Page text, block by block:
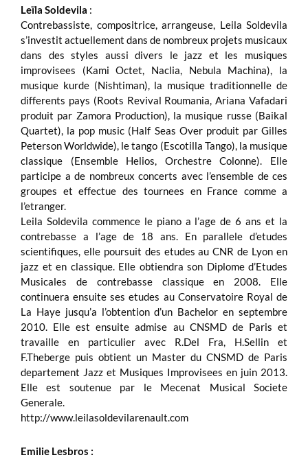
Leïla Soldevila :
Contrebassiste, compositrice, arrangeuse, Leila Soldevila
s’investit actuellement dans de nombreux projets musicaux
dans des styles aussi divers le jazz et les musiques
improvisees (Kami Octet, Naclia, Nebula Machina), la
musique kurde (Nishtiman), la musique traditionnelle de
differents pays (Roots Revival Roumania, Ariana Vafadari
produit par Zamora Production), la musique russe (Baikal
Quartet), la pop music (Half Seas Over produit par Gilles
Peterson Worldwide), le tango (Escotilla Tango), la musique
classique (Ensemble Helios, Orchestre Colonne). Elle
participe a de nombreux concerts avec l’ensemble de ces
groupes et effectue des tournees en France comme a
l’etranger.
Leila Soldevila commence le piano a l’age de 6 ans et la
contrebasse a l’age de 18 ans. En parallele d’etudes
scientifiques, elle poursuit des etudes au CNR de Lyon en
jazz et en classique. Elle obtiendra son Diplome d’Etudes
Musicales de contrebasse classique en 2008. Elle
continuera ensuite ses etudes au Conservatoire Royal de
La Haye jusqu’a l’obtention d’un Bachelor en septembre
2010. Elle est ensuite admise au CNSMD de Paris et
travaille en particulier avec R.Del Fra, H.Sellin et
F.Theberge puis obtient un Master du CNSMD de Paris
departement Jazz et Musiques Improvisees en juin 2013.
Elle est soutenue par le Mecenat Musical Societe
Generale.
http://www.leilasoldevilarenault.com
Emilie Lesbros :